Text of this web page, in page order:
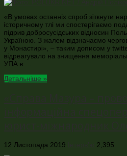
«В умовах останніх спроб зіткнути
історичному тлі ми спостерігаємо
підрив добросусідських відносин
Україною. З жалем відзначаємо
у Монастирі», – таким дописом у
відреагувало на знищення
УПА в …
Детальніше »
12 Листопада 2019 2,395